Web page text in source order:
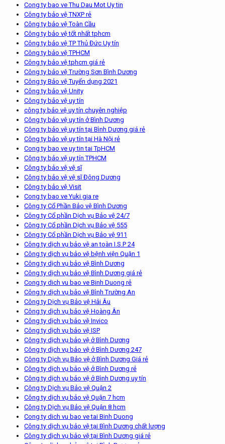
Cong ty bao ve Thu Dau Mot Uy tin
Công ty bảo vệ TNXP rẻ
Công ty bảo vệ Toàn Cầu
Công ty bảo vệ tốt nhất tphcm
Công ty bảo vệ TP Thủ Đức Uy tín
Công ty bảo vệ TPHCM
Công ty bảo vệ tphcm giá rẻ
Công ty bảo vệ Trường Sơn Bình Dương
Công ty Bảo vệ Tuyển dụng 2021
Công ty bảo vệ Unity
Công ty bảo vệ uy tín
công ty bảo vệ uy tín chuyên nghiệp
Công ty bảo vệ uy tín ở Bình Dương
Công ty bảo vệ uy tín tại Bình Dương giá rẻ
Công ty bảo vệ uy tín tại Hà Nội rẻ
Cong ty bao ve uy tin tai TpHCM
Công ty bảo vệ uy tín TPHCM
Công ty bảo vệ vệ sĩ
Công ty bảo vệ vệ sĩ Đông Dương
Công ty bảo vệ Visit
Cong ty bao ve Yuki gia re
Công ty Cổ Phần Bảo vệ Bình Dương
Công ty Cổ phần Dịch vụ Bảo vệ 24/7
Công ty Cổ phần Dịch vụ Bảo vệ 555
Công ty Cổ phần Dịch vụ Bảo vệ 911
Công ty dịch vụ bảo vệ an toàn I.S.P 24
Công ty dịch vụ bảo vệ bệnh viện Quận 1
Công ty dịch vụ bảo vệ Bình Dương
Công ty dịch vụ bảo vệ Bình Dương giá rẻ
Cong ty dich vu bao ve Binh Duong rẻ
Công ty dịch vụ bảo vệ Bình Trường An
Công ty Dịch vụ Bảo vệ Hải Âu
Công ty dịch vụ bảo vệ Hoàng Ân
Công ty dịch vụ bảo vệ Invico
Công ty dịch vụ bảo vệ ISP
Công ty dịch vụ bảo vệ ở Bình Dương
Công ty dịch vụ bảo vệ ở Bình Dương 247
Công ty Dịch vụ Bảo vệ ở Bình Dương Giá rẻ
Công ty dịch vụ bảo vệ ở Bình Dương rẻ
Công ty dịch vụ bảo vệ ở Bình Dương uy tín
Công ty Dịch vụ Bảo vệ Quận 2
Công ty dịch vụ bảo vệ Quận 7 hcm
Công ty Dịch vụ Bảo vệ Quận 8 hcm
Cong ty dich vu bao ve tai Binh Duong
Công ty dịch vụ bảo vệ tại Bình Dương chất lượng
Công ty dịch vụ bảo vệ tại Bình Dương giá rẻ